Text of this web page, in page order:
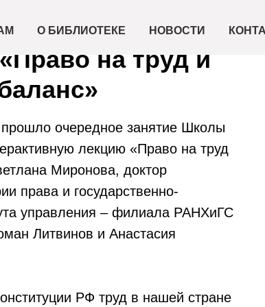
О БИБЛИОТЕКЕ НОВОСТИ
на труд и
очередное занятие Школы
лекцию «Право на труд
Миронова, доктор
права и государственно-
управления – филиала РАНХиГС
Литвинов и Анастасия
РФ труд в нашей стране